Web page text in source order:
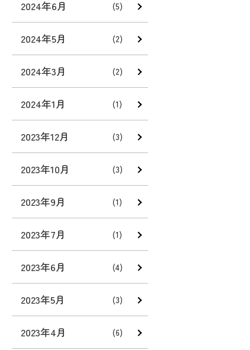
2024年6月 (5)
2024年5月 (2)
2024年3月 (2)
2024年1月 (1)
2023年12月 (3)
2023年10月 (3)
2023年9月 (1)
2023年7月 (1)
2023年6月 (4)
2023年5月 (3)
2023年4月 (6)